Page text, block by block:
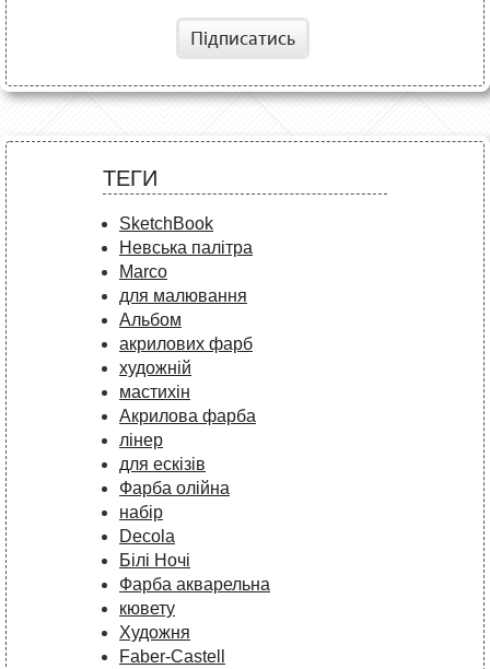
Підписатись
ТЕГИ
SketchBook
Невська палітра
Marco
для малювання
Альбом
акрилових фарб
художній
мастихін
Акрилова фарба
лінер
для ескізів
Фарба олійна
набір
Decola
Білі Ночі
Фарба акварельна
кювету
Художня
Faber-Castell